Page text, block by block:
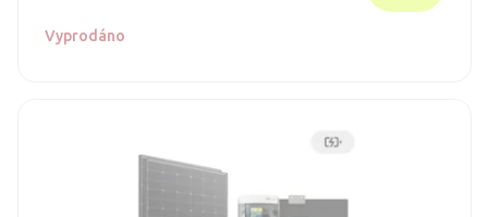
Vyprodáno